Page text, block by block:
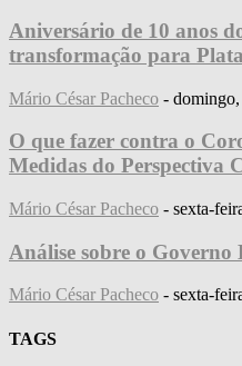
Aniversário de 10 anos
transformação para
Mário César Pacheco -
O que fazer contra o
Medidas do Perspectiva
Mário César Pacheco - sexta-
Análise sobre o Governo
Mário César Pacheco - sexta-
TAGS